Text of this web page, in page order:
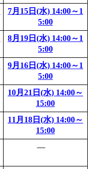
7月15日(水) 14:00～1
5:00
8月19日(水) 14:00～1
5:00
9月16日(水) 14:00～1
5:00
10月21日(水) 14:00～
15:00
11月18日(水) 14:00～
15:00
―